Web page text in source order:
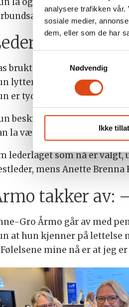
analysere trafikken vår.
sosiale medier,
dem, eller som de har
Nødvendig
Ikke tillat
tydelig,
brukte også tid på å
lytter, forbereder seg og
er tydelig når det trengs.
beskrev seg som en som
la være å gå inn i en
lederlaget som nå er
mens Anette
takker av:
Gro Årmo går av med
at hun kjenner på lettelse
mine nå er at jeg